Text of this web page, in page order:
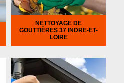
NETTOYAGE DE
GOUTTIÈRES 37 INDRE-ET-
LOIRE